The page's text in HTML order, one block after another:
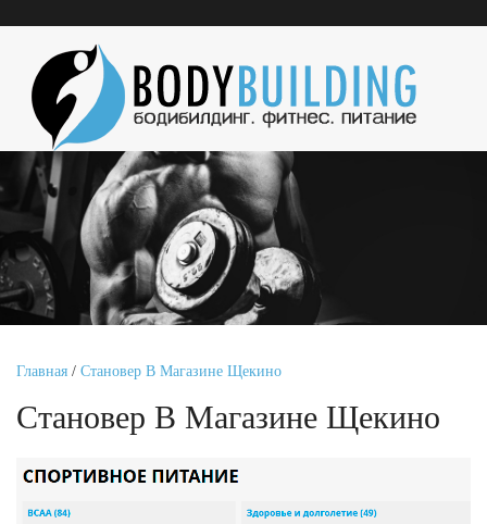
Главная / Становер В Магазине Щекино
Становер В Магазине Щекино